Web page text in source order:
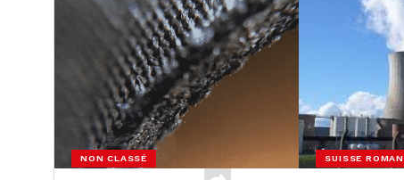
NON CLASSÉ SUISSE